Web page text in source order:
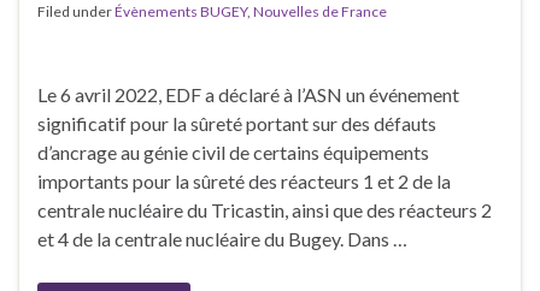
Filed underÉvènements BUGEY, Nouvelles de France
Le 6 avril 2022, EDF a déclaré à l’ASN un événement
significatif pour la sûreté portant sur des défauts
d’ancrage au génie civil de certains équipements
importants pour la sûreté des réacteurs 1 et 2 de la
centrale nucléaire du Tricastin, ainsi que des réacteurs 2
et 4 de la centrale nucléaire du Bugey. Dans …